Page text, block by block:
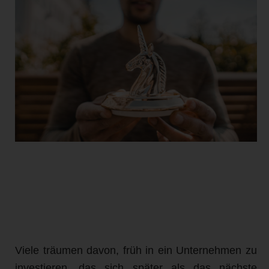
Viele träumen davon, früh in ein Unternehmen zu